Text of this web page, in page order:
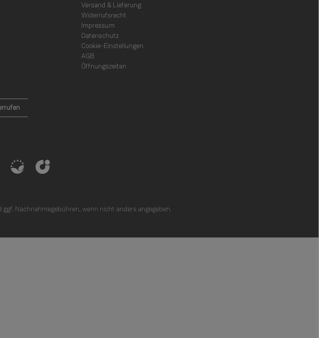
Versand & Lieferung
Widerrufsrecht
Impressum
Datenschutz
Cookie-Einstellungen
AGB
Öffnungszeiten
ggf. Nachnahmegebühren, wenn nicht anders angegeben.